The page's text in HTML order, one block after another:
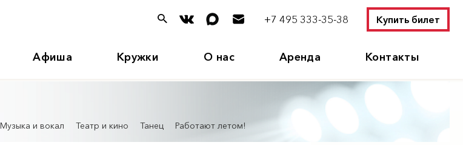
+7 495 333-35-38 Купить билет
Афиша Кружки О нас Аренда Контакты
Музыка и вокал Театр и кино Танец Работают летом!